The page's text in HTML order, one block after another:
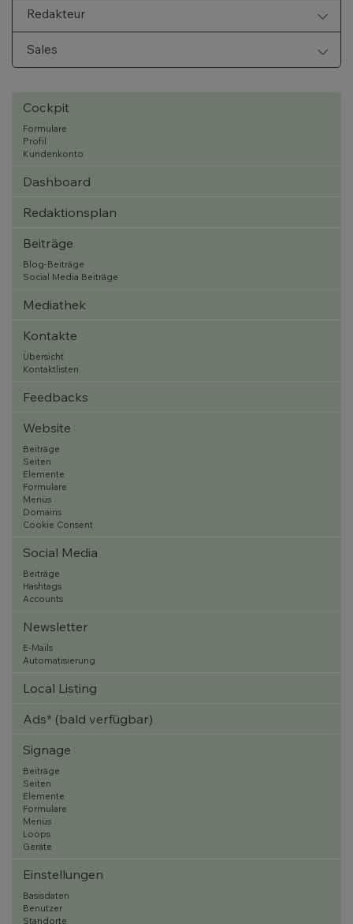
Redakteur
Sales
Cockpit
Formulare
Profil
Kundenkonto
Dashboard
Redaktionsplan
Beiträge
Blog-Beiträge
Social Media Beiträge
Mediathek
Kontakte
Übersicht
Kontaktlisten
Feedbacks
Website
Beiträge
Seiten
Elemente
Formulare
Menüs
Domains
Cookie Consent
Social Media
Beiträge
Hashtags
Accounts
Newsletter
E-Mails
Automatisierung
Local Listing
Ads* (bald verfügbar)
Signage
Beiträge
Seiten
Elemente
Formulare
Menüs
Loops
Geräte
Einstellungen
Basisdaten
Benutzer
Standorte